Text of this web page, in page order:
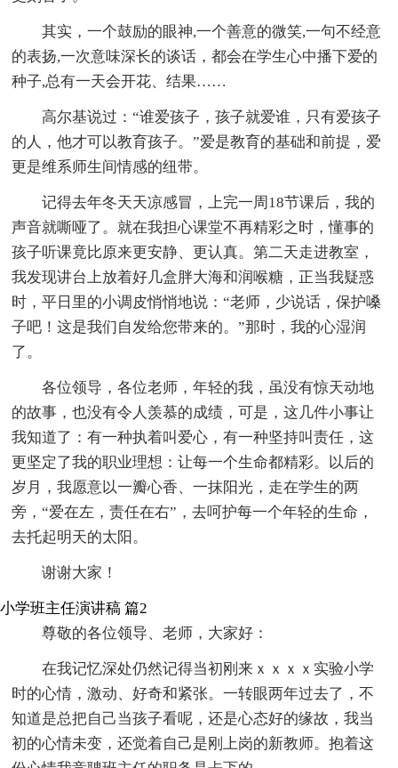
其实，一个鼓励的眼神,一个善意的微笑,一句不经意
的表扬,一次意味深长的谈话，都会在学生心中播下爱的
种子,总有一天会开花、结果……
高尔基说过：“谁爱孩子，孩子就爱谁，只有爱孩子
的人，他才可以教育孩子。”爱是教育的基础和前提，爱
更是维系师生间情感的纽带。
记得去年冬天天凉感冒，上完一周18节课后，我的
声音就嘶哑了。就在我担心课堂不再精彩之时，懂事的
孩子听课竟比原来更安静、更认真。第二天走进教室，
我发现讲台上放着好几盒胖大海和润喉糖，正当我疑惑
时，平日里的小调皮悄悄地说：“老师，少说话，保护嗓
子吧！这是我们自发给您带来的。”那时，我的心湿润
了。
各位领导，各位老师，年轻的我，虽没有惊天动地
的故事，也没有令人羡慕的成绩，可是，这几件小事让
我知道了：有一种执着叫爱心，有一种坚持叫责任，这
更坚定了我的职业理想：让每一个生命都精彩。以后的
岁月，我愿意以一瓣心香、一抹阳光，走在学生的两
旁，“爱在左，责任在右”，去呵护每一个年轻的生命，
去托起明天的太阳。
谢谢大家！
小学班主任演讲稿 篇2
尊敬的各位领导、老师，大家好：
在我记忆深处仍然记得当初刚来ｘｘｘｘ实验小学
时的心情，激动、好奇和紧张。一转眼两年过去了，不
知道是总把自己当孩子看呢，还是心态好的缘故，我当
初的心情未变，还觉着自己是刚上岗的新教师。抱着这